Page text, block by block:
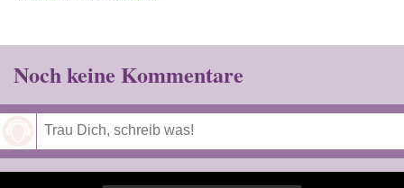
Noch keine Kommentare